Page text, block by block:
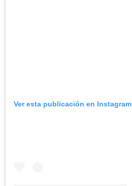
Ver esta publicación en Instagram